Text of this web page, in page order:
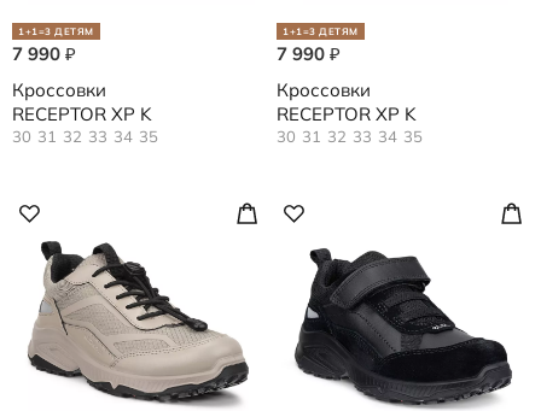
1+1=3 ДЕТЯМ
7 990 ₽
Кроссовки
RECEPTOR XP K
30 31 32 33 34 35
1+1=3 ДЕТЯМ
7 990 ₽
Кроссовки
RECEPTOR XP K
30 31 32 33 34 35